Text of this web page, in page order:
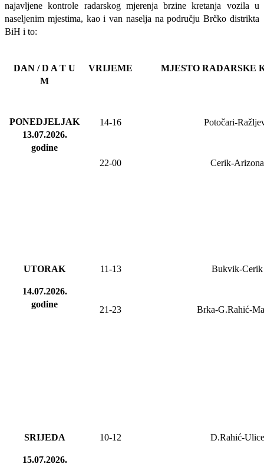
najavljene kontrole radarskog mjerenja brzine kretanja vozila u
naseljenim mjestima, kao i van naselja na području Brčko distrikta
BiH i to:
DAN / D A T U
M
VRIJEME MJESTO RADARSKE
PONEDJELJAK
13.07.2026.
godine
14-16 Potočari-
22-00 Cerik-Arizona
UTORAK
14.07.2026.
godine
11-13 Bukvik-Cerik
21-23 Brka-G.Rahić-
SRIJEDA
15.07.2026.
10-12 D.Rahić-Ulice